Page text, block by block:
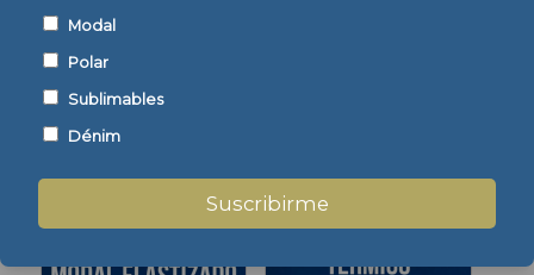
Modal
Polar
Sublimables
Dénim
Suscribirme
Algodón Elastizado
30/1 Intermedio
Mostrar detalles Mostrar detalles